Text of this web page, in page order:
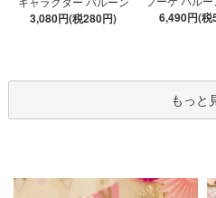
ブーケ 選べる7種 【膨ら
3,080円(税280円)
数が選べる
6,490円(税
もっと